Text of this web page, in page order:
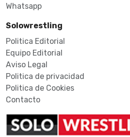
Whatsapp
Solowrestling
Politica Editorial
Equipo Editorial
Aviso Legal
Politica de privacidad
Politica de Cookies
Contacto